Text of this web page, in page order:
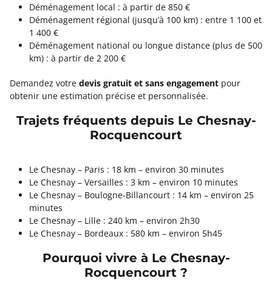
Déménagement local : à partir de 850 €
Déménagement régional (jusqu’à 100 km) : entre 1 100 et
1 400 €
Déménagement national ou longue distance (plus de 500
km) : à partir de 2 200 €
Demandez votre devis gratuit et sans engagement pour
obtenir une estimation précise et personnalisée.
Trajets fréquents depuis Le Chesnay-
Rocquencourt
Le Chesnay – Paris : 18 km – environ 30 minutes
Le Chesnay – Versailles : 3 km – environ 10 minutes
Le Chesnay – Boulogne-Billancourt : 14 km – environ 25
minutes
Le Chesnay – Lille : 240 km – environ 2h30
Le Chesnay – Bordeaux : 580 km – environ 5h45
Pourquoi vivre à Le Chesnay-
Rocquencourt ?